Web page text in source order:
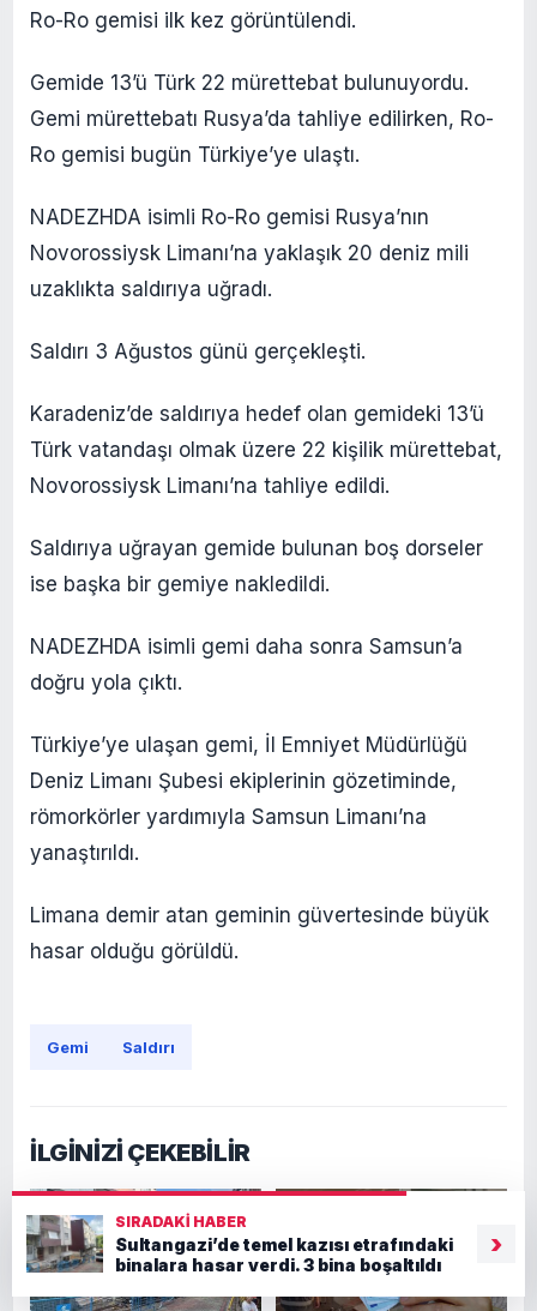
Ro-Ro gemisi ilk kez görüntülendi.
Gemide 13’ü Türk 22 mürettebat bulunuyordu.
Gemi mürettebatı Rusya’da tahliye edilirken, Ro-
Ro gemisi bugün Türkiye’ye ulaştı.
NADEZHDA isimli Ro-Ro gemisi Rusya’nın
Novorossiysk Limanı’na yaklaşık 20 deniz mili
uzaklıkta saldırıya uğradı.
Saldırı 3 Ağustos günü gerçekleşti.
Karadeniz’de saldırıya hedef olan gemideki 13’ü
Türk vatandaşı olmak üzere 22 kişilik mürettebat,
Novorossiysk Limanı’na tahliye edildi.
Saldırıya uğrayan gemide bulunan boş dorseler
ise başka bir gemiye nakledildi.
NADEZHDA isimli gemi daha sonra Samsun’a
doğru yola çıktı.
Türkiye’ye ulaşan gemi, İl Emniyet Müdürlüğü
Deniz Limanı Şubesi ekiplerinin gözetiminde,
römorkörler yardımıyla Samsun Limanı’na
yanaştırıldı.
Limana demir atan geminin güvertesinde büyük
hasar olduğu görüldü.
Gemi Saldırı
İLGİNİZİ ÇEKEBİLİR
SIRADAKI HABER
Sultangazi’de temel kazısı etrafındaki
binalara hasar verdi. 3 bina boşaltıldı
›